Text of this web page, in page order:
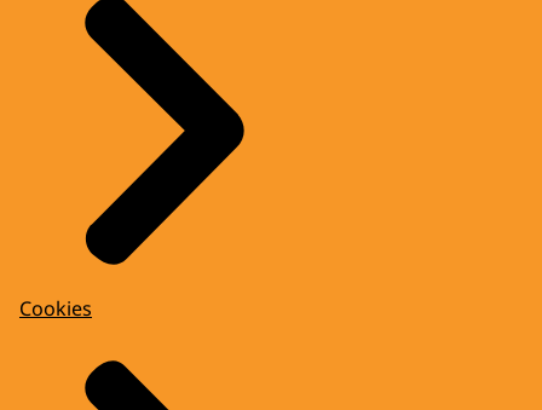
Cookies